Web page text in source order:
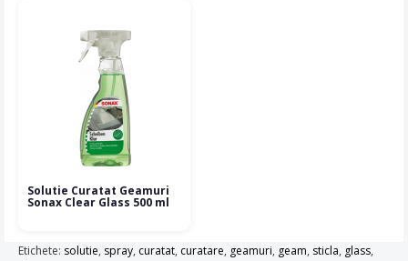
Solutie Curatat Geamuri
Sonax Clear Glass 500 ml
Etichete: solutie, spray, curatat, curatare, geamuri, geam, sticla, glass,